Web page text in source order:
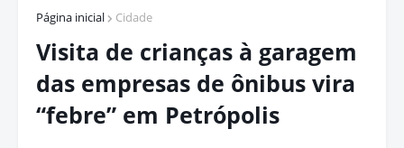
Página inicial Cidade
Visita de crianças à garagem
das empresas de ônibus vira
“febre” em Petrópolis